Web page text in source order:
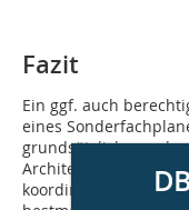
Fazit
Ein ggf. auch
eines
grundsätzlich von
Architekt in Bezug
koordinierend tätig